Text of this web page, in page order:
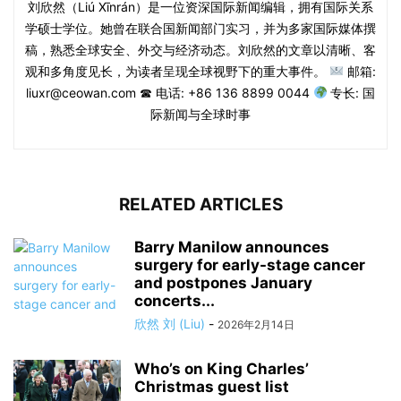
刘欣然（Liú Xīnrán）是一位资深国际新闻编辑，拥有国际关系
学硕士学位。她曾在联合国新闻部门实习，并为多家国际媒体撰
稿，熟悉全球安全、外交与经济动态。刘欣然的文章以清晰、客
观和多角度见长，为读者呈现全球视野下的重大事件。
邮箱:
liuxr@ceowan.com ☎ 电话: +86 136 8899 0044
专长: 国
际新闻与全球时事
RELATED ARTICLES
Barry Manilow announces
surgery for early-stage cancer
and postpones January
concerts...
欣然 刘 (Liu) - 2026年2月14日
Who’s on King Charles’
Christmas guest list